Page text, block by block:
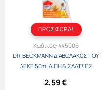
ΠΡΟΣΦΟΡΑ!
Κωδικός:445006
DR. BECKMANN ΔΙΑΒΟΛΑΚΟΣ ΤΟΥ
ΛΕΚΕ 50ml ΛΙΠΗ & ΣΑΛΤΣΕΣ
2,59€